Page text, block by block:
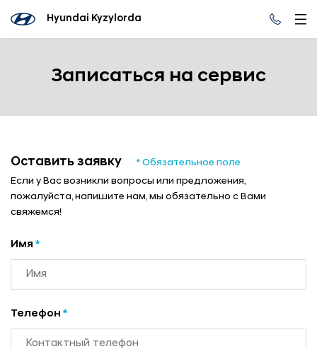
Hyundai Kyzylorda
Записаться на сервис
Оставить заявку
* Обязательное поле
Если у Вас возникли вопросы или предложения,
пожалуйста, напишите нам, мы обязательно с Вами
свяжемся!
Имя *
Телефон *